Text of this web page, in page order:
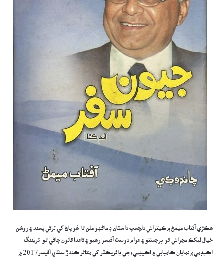
هڪڙي آفتاب ميمڻ ۾ ڪيترائي دلچسپ داستان ۽ ماڻهو ملن ٿا. ھُو پاڻ کي ترقي پسند ۽ روشن
خيال ليکڪ مڃرائي ٿو. برجستو ۽ عوام دوست آفيسر رھيو ۽ قاعدا قانون ڄاڻي ٿو. ٽريننگ
اڪيڊمي ۾ نمايان ڪاميابي ۽ اڪيڊميءَ جي ڊائريڪٽر کي متاثر ڪندڙ سنڌي آفيسر2017 ۾